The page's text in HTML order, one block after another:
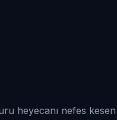
heyecanı nefes